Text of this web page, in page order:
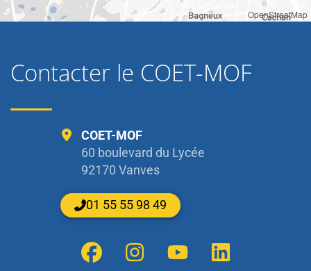
OpenStreetMap
Contacter le COET-MOF
COET-MOF
60 boulevard du Lycée
92170 Vanves
01 55 55 98 49